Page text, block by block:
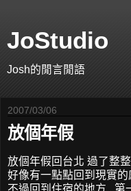
JoStudio
Josh的閒言閒語
2007/03/06
放個年假
放個年假回台北 過了整
好像有一點點回到現實的
不過回到住宿的地方...第